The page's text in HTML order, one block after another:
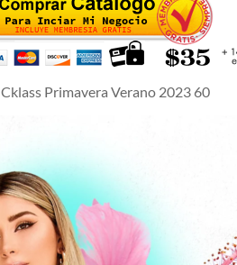
Cklass Primavera Verano 2023 60